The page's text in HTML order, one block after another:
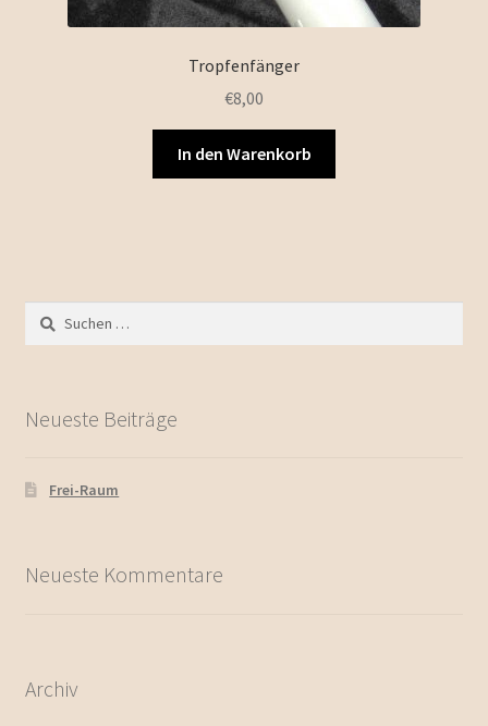
Tropfenfänger
€8,00
In den Warenkorb
Suchen
nach:
Neueste Beiträge
Frei-Raum
Neueste Kommentare
Archiv